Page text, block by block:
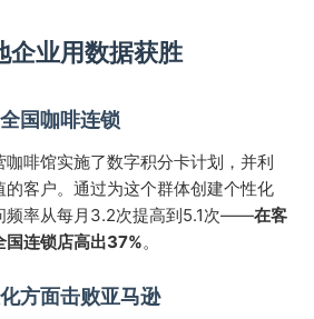
企业用数据获胜
国咖啡连锁
啡馆实施了数字积分卡计划，并利
的客户。通过为这个群体创建个性化
频率从每月3.2次提高到5.1次——在客
国连锁店高出37%。
方面击败亚马逊